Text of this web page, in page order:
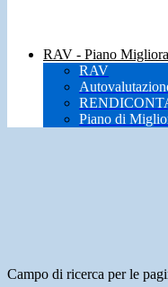
RAV - Piano
RAV
Piano di
Campo di ricerca per le